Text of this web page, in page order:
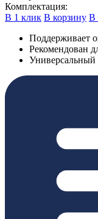
Комплектация:
В 1 клик В корзину В
Поддерживает
Рекомендован
Универсальный